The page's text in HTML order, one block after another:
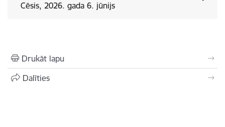
Cēsis, 2026. gada 6. jūnijs
Drukāt lapu
Dalīties